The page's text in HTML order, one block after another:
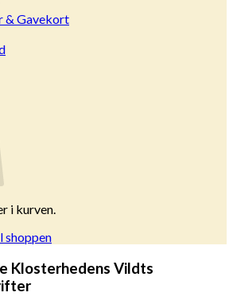
& Gavekort
i kurven.
shoppen
Klosterhedens Vildts